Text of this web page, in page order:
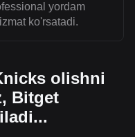
yordam
ko'rsatadi.
olishni
Bitget